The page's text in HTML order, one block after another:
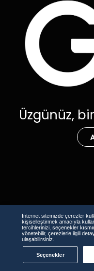
Üzgünüz,
İnternet sitemizde çerezler
kişiselleştirmek amacıyla
tercihlerinizi, seçenekler
yönetebilir, çerezlerle ilgili
ulaşabilirsiniz.
Seçenekler